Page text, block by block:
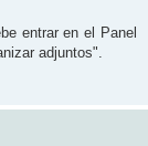
entrar en el Panel
adjuntos".